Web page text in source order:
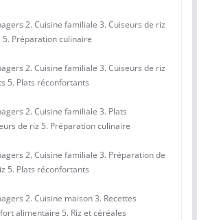
2. Cuisine familiale 3. Cuiseurs de riz
Préparation culinaire
2. Cuisine familiale 3. Cuiseurs de riz
5. Plats réconfortants
2. Cuisine familiale 3. Plats
de riz 5. Préparation culinaire
2. Cuisine familiale 3. Préparation de
5. Plats réconfortants
2. Cuisine maison 3. Recettes
alimentaire 5. Riz et céréales